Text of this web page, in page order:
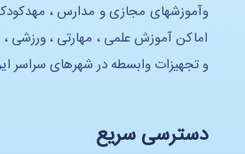
وآموزشهای مجازی و مدارس ،
اماکن آموزش علمی ، مهارتی ، ورزشی ،
و تجهیزات وابسطه در شهرهای سراسر
دسترسی سریع